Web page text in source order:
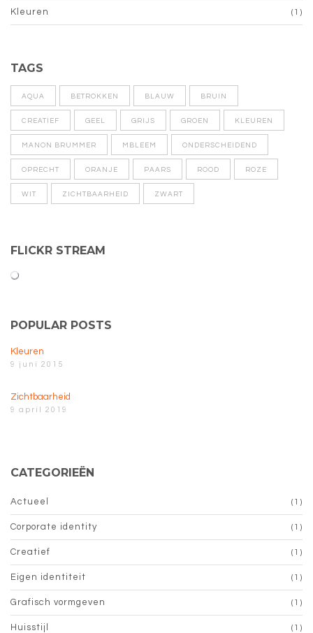
Kleuren (1)
TAGS
AQUA BETROKKEN BLAUW BRUIN
CREATIEF GEEL GRIJS GROEN KLEUREN
MANON BRUMMER MBLEEM ONDERSCHEIDEND
OPRECHT ORANJE PAARS ROOD ROZE
WIT ZICHTBAARHEID ZWART
FLICKR STREAM
POPULAR POSTS
Kleuren
9 juni 2015
Zichtbaarheid
9 april 2019
CATEGORIEËN
Actueel (1)
Corporate identity (1)
Creatief (1)
Eigen identiteit (1)
Grafisch vormgeven (1)
Huisstijl (1)